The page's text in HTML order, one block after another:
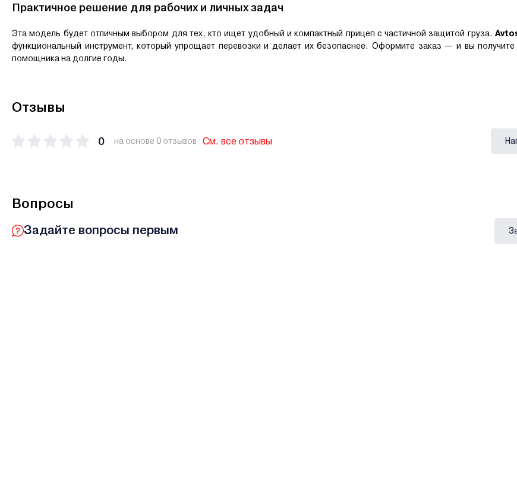
Практичное решение для рабочих и личных задач
Эта модель будет отличным выбором для тех, кто ищет удобный и компактный прицеп с частичной защитой груза.
функциональный инструмент, который упрощает перевозки и делает их безопаснее. Оформите заказ — и вы получите
помощника на долгие годы.
Отзывы
0 на основе 0 отзывов См. все отзывы
Вопросы
Задайте вопросы первым